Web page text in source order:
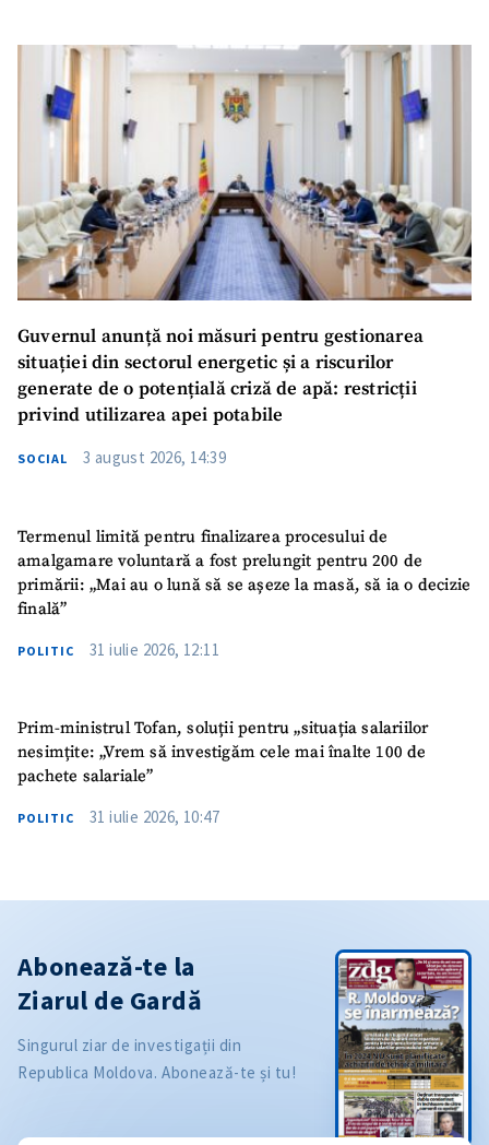
Guvernul anunță noi măsuri pentru gestionarea
situației din sectorul energetic și a riscurilor
generate de o potențială criză de apă: restricții
privind utilizarea apei potabile
SOCIAL 3 august 2026, 14:39
Termenul limită pentru finalizarea procesului de
amalgamare voluntară a fost prelungit pentru 200 de
primării: „Mai au o lună să se așeze la masă, să ia o decizie
finală”
POLITIC 31 iulie 2026, 12:11
Prim-ministrul Tofan, soluții pentru „situația salariilor
nesimțite: „Vrem să investigăm cele mai înalte 100 de
pachete salariale”
POLITIC 31 iulie 2026, 10:47
Abonează-te la
Ziarul de Gardă
Singurul ziar de investigații din
Republica Moldova. Abonează-te și tu!